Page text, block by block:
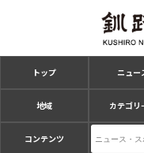
トップ ニュー
地域 カテゴリ
コンテンツ